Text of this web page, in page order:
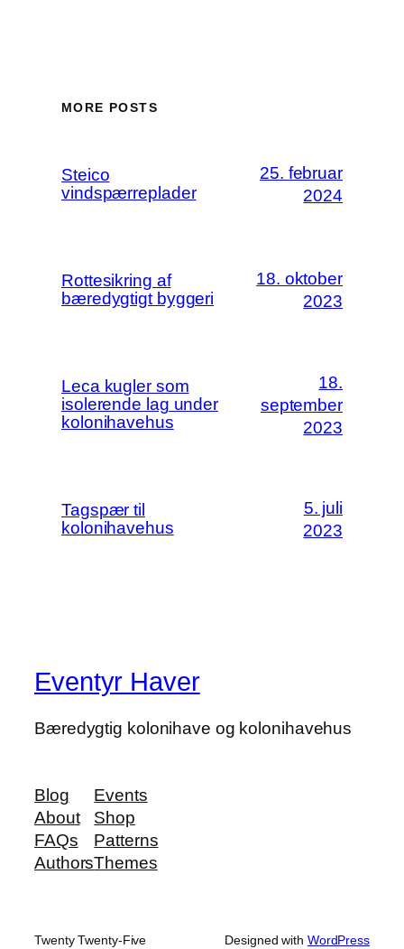
MORE POSTS
Steico
vindspærreplader
25. februar
2024
Rottesikring af
bæredygtigt byggeri
18. oktober
2023
Leca kugler som
isolerende lag under
kolonihavehus
18.
september
2023
Tagspær til
kolonihavehus
5. juli
2023
Eventyr Haver
Bæredygtig kolonihave og kolonihavehus
Blog
About
FAQs
Authors
Events
Shop
Patterns
Themes
Twenty Twenty-Five Designed with WordPress